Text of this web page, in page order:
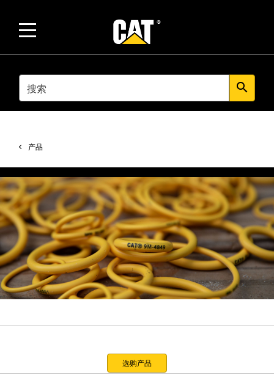
SEARCH search
产品
选购产品